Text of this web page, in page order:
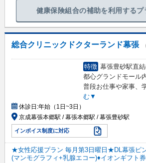
健康保険組合の補助を利用するプ
総合クリニックドクターランド幕張
特徴 幕張豊砂駅直
都心グランドモール
普段お仕事や家事、
む▼
休診日:年始（1日~3日）
京成幕張本郷駅 / 幕張本郷駅 / 幕張豊砂駅
インボイス制度に対応
★女性応援プラン 毎月第3日曜日★DL幕張ピ
(マンモグラフィ+乳腺エコー)♦イオンギフト